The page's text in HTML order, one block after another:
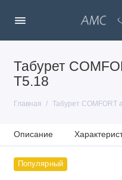
Табурет
Т5.18
Главная Табурет COMFORT
Описание
Популярный